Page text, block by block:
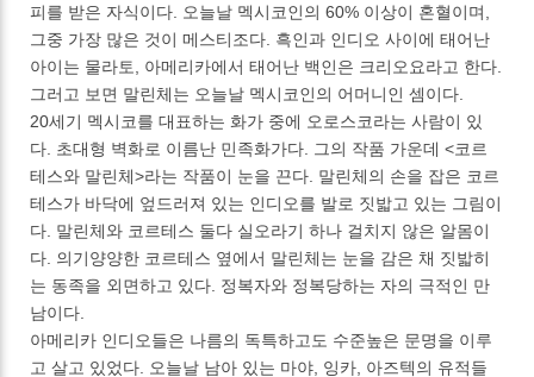
피를 받은 자식이다. 오늘날 멕시코인의 60% 이상이 혼혈이며,
그중 가장 많은 것이 메스티조다. 흑인과 인디오 사이에 태어난
아이는 물라토, 아메리카에서 태어난 백인은 크리오요라고 한다.
그러고 보면 말린체는 오늘날 멕시코인의 어머니인 셈이다.
20세기 멕시코를 대표하는 화가 중에 오로스코라는 사람이 있
다. 초대형 벽화로 이름난 민족화가다. 그의 작품 가운데 <코르
테스와 말린체>라는 작품이 눈을 끈다. 말린체의 손을 잡은 코르
테스가 바닥에 엎드러져 있는 인디오를 발로 짓밟고 있는 그림이
다. 말린체와 코르테스 둘다 실오라기 하나 걸치지 않은 알몸이
다. 의기양양한 코르테스 옆에서 말린체는 눈을 감은 채 짓밟히
는 동족을 외면하고 있다. 정복자와 정복당하는 자의 극적인 만
남이다.
아메리카 인디오들은 나름의 독특하고도 수준높은 문명을 이루
고 살고 있었다. 오늘날 남아 있는 마야, 잉카, 아즈텍의 유적들